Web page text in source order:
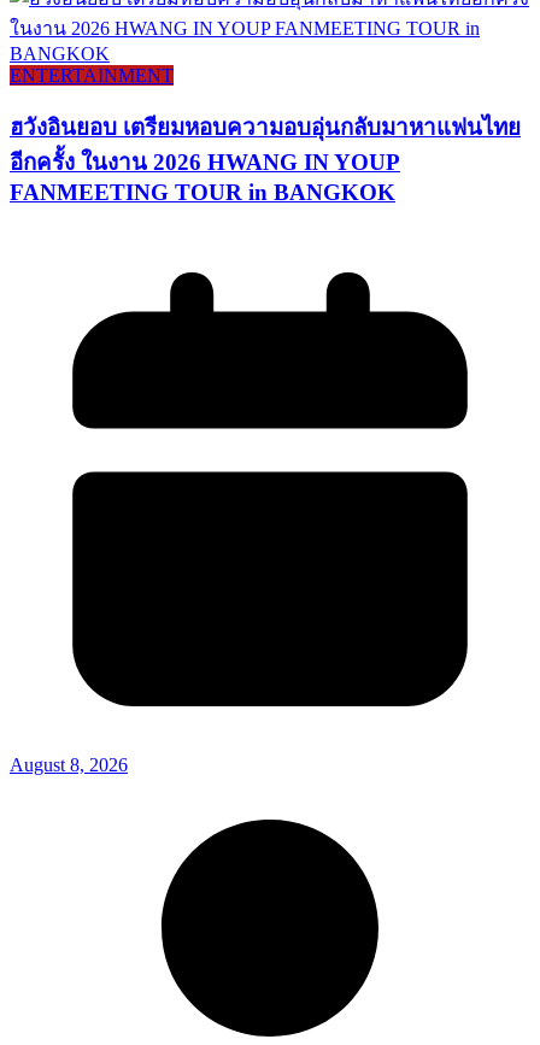
ENTERTAINMENT
ฮวังอินยอบ เตรียมหอบความอบอุ่นกลับมาหาแฟนไทย
อีกครั้ง ในงาน 2026 HWANG IN YOUP
FANMEETING TOUR in BANGKOK
August 8, 2026